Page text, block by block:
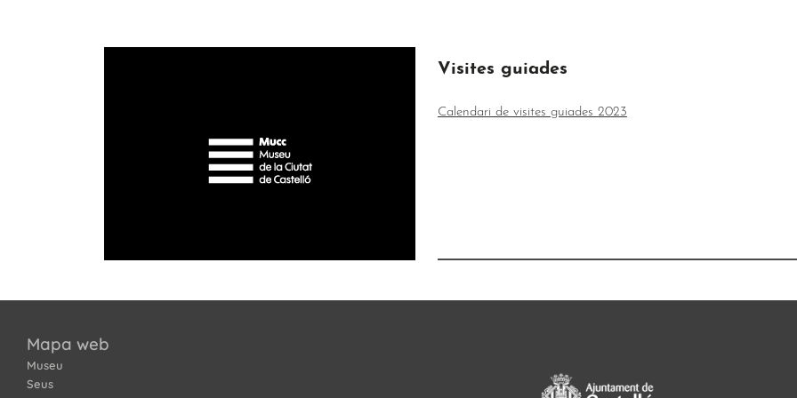
Visites guiades
Calendari de visites guiades 2023
Mapa web
Museu
Seus